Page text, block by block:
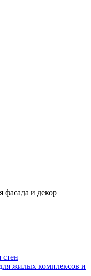
фасада и декор
жилых комплексов и